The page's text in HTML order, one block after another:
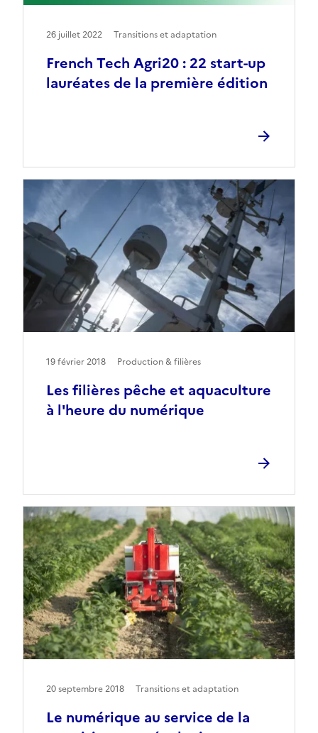
French Tech Agri20 : 22 start-up
lauréates de la première édition
26 juillet 2022 Transitions et adaptation
Les filières pêche et aquaculture
à l'heure du numérique
19 février 2018 Production & filières
Le numérique au service de la
20 septembre 2018 Transitions et adaptation